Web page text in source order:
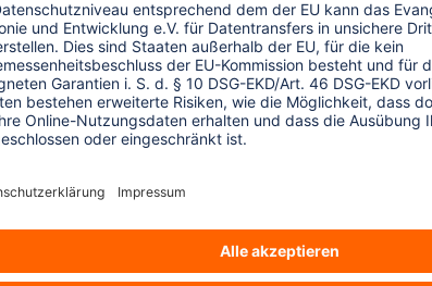
20.09.2017
Tourismus, Müll und Meer
Immer mehr Plastik landet im Meer – mit
Pflanzen und letztendlich Menschen.